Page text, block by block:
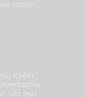
scolaire :
activités
parfois
notre page